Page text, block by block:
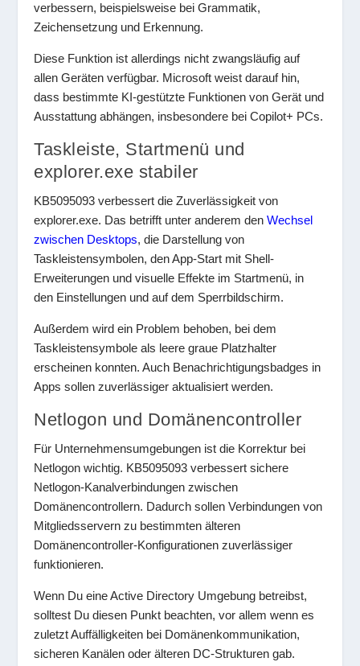
verbessern, beispielsweise bei Grammatik,
Zeichensetzung und Erkennung.
Diese Funktion ist allerdings nicht zwangsläufig auf
allen Geräten verfügbar. Microsoft weist darauf hin,
dass bestimmte KI-gestützte Funktionen von Gerät und
Ausstattung abhängen, insbesondere bei Copilot+ PCs.
Taskleiste, Startmenü und
explorer.exe stabiler
KB5095093 verbessert die Zuverlässigkeit von
explorer.exe. Das betrifft unter anderem denWechsel
zwischen Desktops, die Darstellung von
Taskleistensymbolen, den App-Start mit Shell-
Erweiterungen und visuelle Effekte im Startmenü, in
den Einstellungen und auf dem Sperrbildschirm.
Außerdem wird ein Problem behoben, bei dem
Taskleistensymbole als leere graue Platzhalter
erscheinen konnten. Auch Benachrichtigungsbadges in
Apps sollen zuverlässiger aktualisiert werden.
Netlogon und Domänencontroller
Für Unternehmensumgebungen ist die Korrektur bei
Netlogon wichtig. KB5095093 verbessert sichere
Netlogon-Kanalverbindungen zwischen
Domänencontrollern. Dadurch sollen Verbindungen von
Mitgliedsservern zu bestimmten älteren
Domänencontroller-Konfigurationen zuverlässiger
funktionieren.
Wenn Du eine Active Directory Umgebung betreibst,
solltest Du diesen Punkt beachten, vor allem wenn es
zuletzt Auffälligkeiten bei Domänenkommunikation,
sicheren Kanälen oder älteren DC-Strukturen gab.